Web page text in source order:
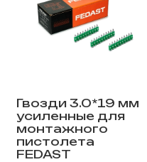
Гвозди 3.0*19 мм
усиленные для
монтажного
пистолета
FEDAST